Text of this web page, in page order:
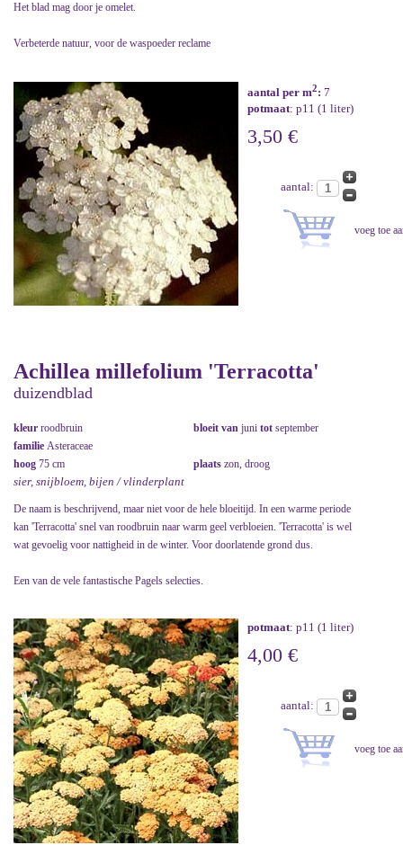
Het blad mag door je omelet.
Verbeterde natuur, voor de waspoeder reclame
aantal per m2: 7
potmaat: p11 (1 liter)
3,50 €
aantal:
Achillea millefolium 'Terracotta'
duizendblad
kleur roodbruin bloeit van juni tot september
familie Asteraceae
hoog 75 cm plaats zon, droog
sier, snijbloem, bijen / vlinderplant
De naam is beschrijvend, maar niet voor de hele bloeitijd. In een warme periode
kan 'Terracotta' snel van roodbruin naar warm geel verbloeien. 'Terracotta' is wel
wat gevoelig voor nattigheid in de winter. Voor doorlatende grond dus.
Een van de vele fantastische Pagels selecties.
potmaat: p11 (1 liter)
4,00 €
aantal: